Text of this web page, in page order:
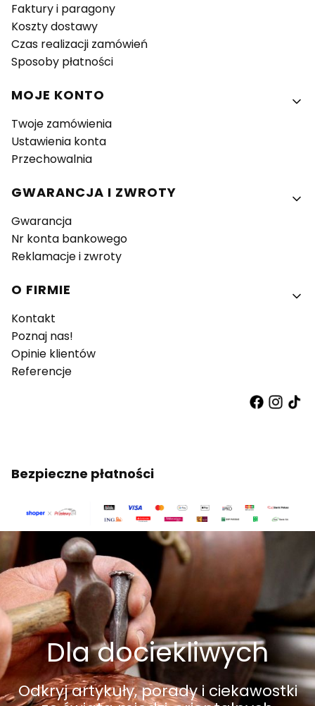
Faktury i paragony
Koszty dostawy
Czas realizacji zamówień
Sposoby płatności
MOJE KONTO
Twoje zamówienia
Ustawienia konta
Przechowalnia
GWARANCJA I ZWROTY
Gwarancja
Nr konta bankowego
Reklamacje i zwroty
O FIRMIE
Kontakt
Poznaj nas!
Opinie klientów
Referencje
Bezpieczne płatności
Dla dociekliwych
Odkryj artykuły, porady i ciekawostki